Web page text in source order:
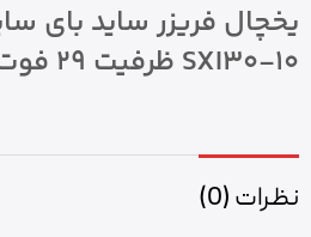
یخچال فریزر ساید بای
SXI30-10 ظرفیت ۲۹ فوت
نظرات (0)